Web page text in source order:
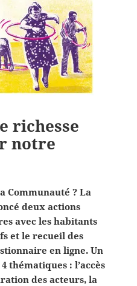
richesse
notre
Communauté ? La
deux actions
avec les habitants
et le recueil des
en ligne. Un
thématiques : l’accès
des acteurs, la